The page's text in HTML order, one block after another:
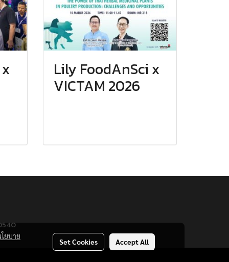
Lily FoodAnSci x
VICTAM 2026
ยบาย
Set Cookies Accept All